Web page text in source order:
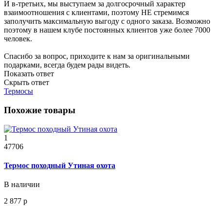
И в-третьих, мы выступаем за долгосрочный характер
взаимоотношения с клиентами, поэтому НЕ стремимся
заполучить максимальную выгоду с одного заказа. Возможно
поэтому в нашем клубе постоянных клиентов уже более 7000
человек.
Спасибо за вопрос, приходите к нам за оригинальными
подарками, всегда будем рады видеть.
Показать ответ
Скрыть ответ
Термосы
Похожие товары
1
47706
Термос походный Утиная охота
В наличии
2 877 р